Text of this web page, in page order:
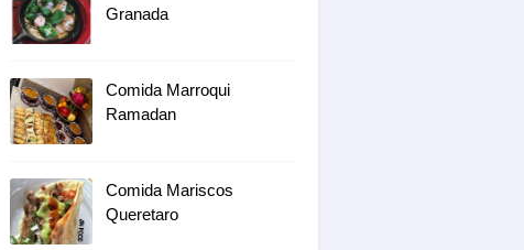
Granada
Comida Marroqui
Ramadan
Comida Mariscos
Queretaro